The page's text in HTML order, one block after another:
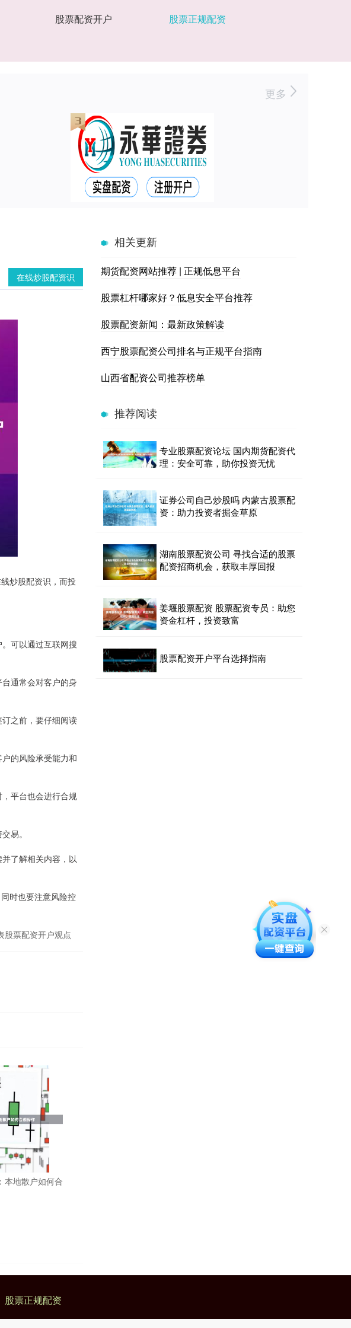
股票配资开户 股票正规配资
更多
在线炒股配资识
炒股配资识，而投
可以通过互联网搜
通常会对客户的身
之前，要仔细阅读
的风险承受能力和
平台也会进行合规
易。
了解相关内容，以
时也要注意风险控
股票配资开户观点
本地散户如何合
相关更新
期货配资网站推荐 | 正规低息平台
股票杠杆哪家好？低息安全平台推荐
股票配资新闻：最新政策解读
西宁股票配资公司排名与正规平台指南
山西省配资公司推荐榜单
推荐阅读
专业股票配资论坛 国内期货配资代
理：安全可靠，助你投资无忧
证券公司自己炒股吗 内蒙古股票配
资：助力投资者掘金草原
湖南股票配资公司 寻找合适的股票
配资招商机会，获取丰厚回报
姜堰股票配资 股票配资专员：助您
资金杠杆，投资致富
股票配资开户平台选择指南
股票正规配资